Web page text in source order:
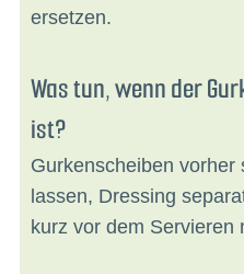
ersetzen.
Was tun, wenn der
ist?
Gurkenscheiben vorher
lassen, Dressing
kurz vor dem Servieren